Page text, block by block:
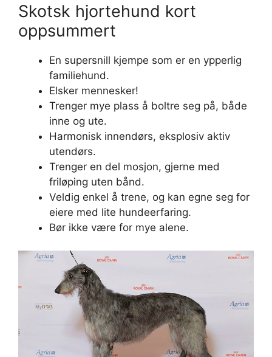
Skotsk hjortehund kort
oppsummert
En supersnill kjempe som er en ypperlig
familiehund.
Elsker mennesker!
Trenger mye plass å boltre seg på, både
inne og ute.
Harmonisk innendørs, eksplosiv aktiv
utendørs.
Trenger en del mosjon, gjerne med
friløping uten bånd.
Veldig enkel å trene, og kan egne seg for
eiere med lite hundeerfaring.
Bør ikke være for mye alene.